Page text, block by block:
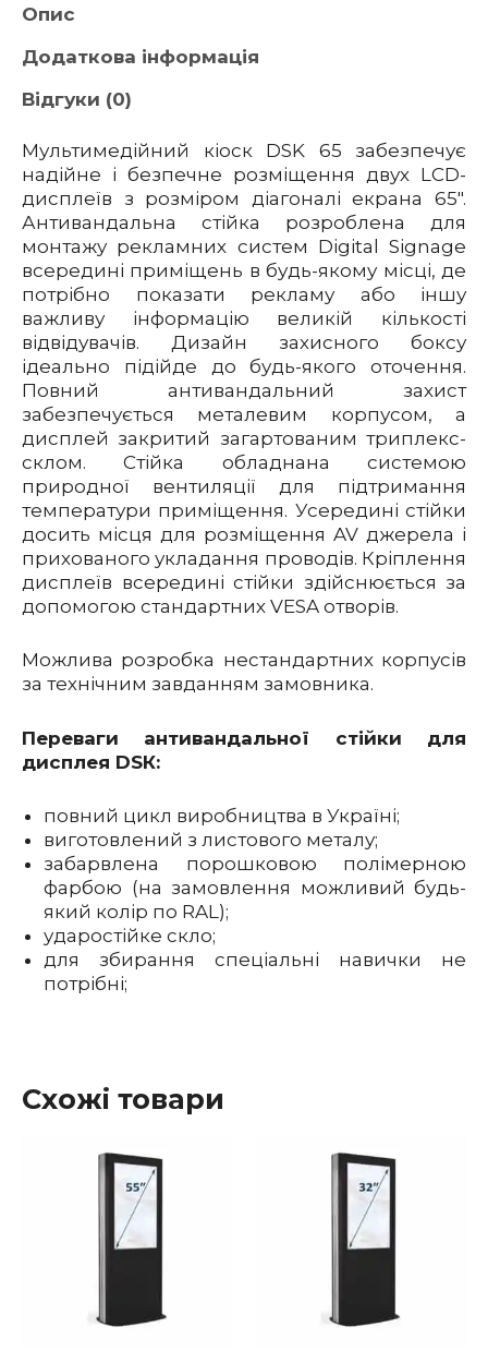
Опис
Додаткова інформація
Відгуки (0)
Мультимедійний кіоск DSK 65 забезпечує
надійне і безпечне розміщення двух LCD-
дисплеїв з розміром діагоналі екрана 65″.
Антивандальна стійка розроблена для
монтажу рекламних систем Digital Signage
всередині приміщень в будь-якому місці, де
потрібно показати рекламу або іншу
важливу інформацію великій кількості
відвідувачів. Дизайн захисного боксу
ідеально підійде до будь-якого оточення.
Повний антивандальний захист
забезпечується металевим корпусом, а
дисплей закритий загартованим триплекс-
склом. Стійка обладнана системою
природної вентиляції для підтримання
температури приміщення. Усередині стійки
досить місця для розміщення AV джерела і
прихованого укладання проводів. Кріплення
дисплеїв всередині стійки здійснюється за
допомогою стандартних VESA отворів.
Можлива розробка нестандартних корпусів
за технічним завданням замовника.
Переваги антивандальної стійки для
дисплея DSК:
повний цикл виробництва в Україні;
виготовлений з листового металу;
забарвлена ​​порошковою полімерною
фарбою (на замовлення можливий будь-
який колір по RAL);
ударостійке скло;
для збирання спеціальні навички не
потрібні;
Схожі товари